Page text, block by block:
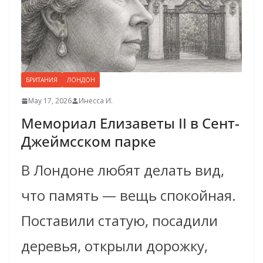
БРИТАНИЯ ЛОНДОН
May 17, 2026 Инесса И.
Мемориал Елизаветы II в Сент-
Джеймсском парке
В Лондоне любят делать вид,
что память — вещь спокойная.
Поставили статую, посадили
деревья, открыли дорожку,